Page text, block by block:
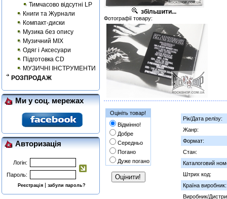
Тимчасово відсутні LP
Книги та Журнали
Компакт-диски
Музика без опису
Музичний MIX
Одяг і Аксесуари
Підготовка CD
МУЗИЧНІ ІНСТРУМЕНТИ
РОЗПРОДАЖ
Ми у соц. мережах
Авторизація
Логін:
Пароль:
Реєстрація |забули пароль?
збільшити...
Фотографії товару:
Оцініть товар!
Відмінно!
Добре
Середньо
Погано
Дуже погано
Рік/Дата релізу:
Жанр:
Формат:
Стан:
Каталоговий
Штрих код:
Країна виробник:
Виробник/